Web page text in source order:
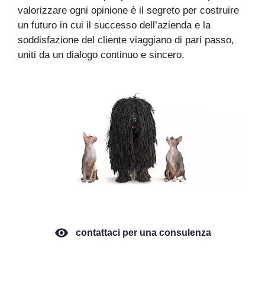
valorizzare ogni opinione è il segreto per costruire
un futuro in cui il successo dell’azienda e la
soddisfazione del cliente viaggiano di pari passo,
uniti da un dialogo continuo e sincero.
contattaci per una consulenza